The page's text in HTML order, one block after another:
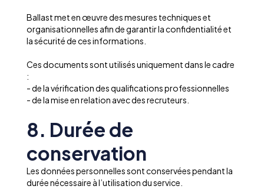
Ballast met en œuvre des mesures techniques et
organisationnelles afin de garantir la confidentialité et
la sécurité de ces informations.
Ces documents sont utilisés uniquement dans le cadre
:
- de la vérification des qualifications professionnelles
- de la mise en relation avec des recruteurs.
8. Durée de
conservation
Les données personnelles sont conservées pendant la
durée nécessaire à l’utilisation du service.